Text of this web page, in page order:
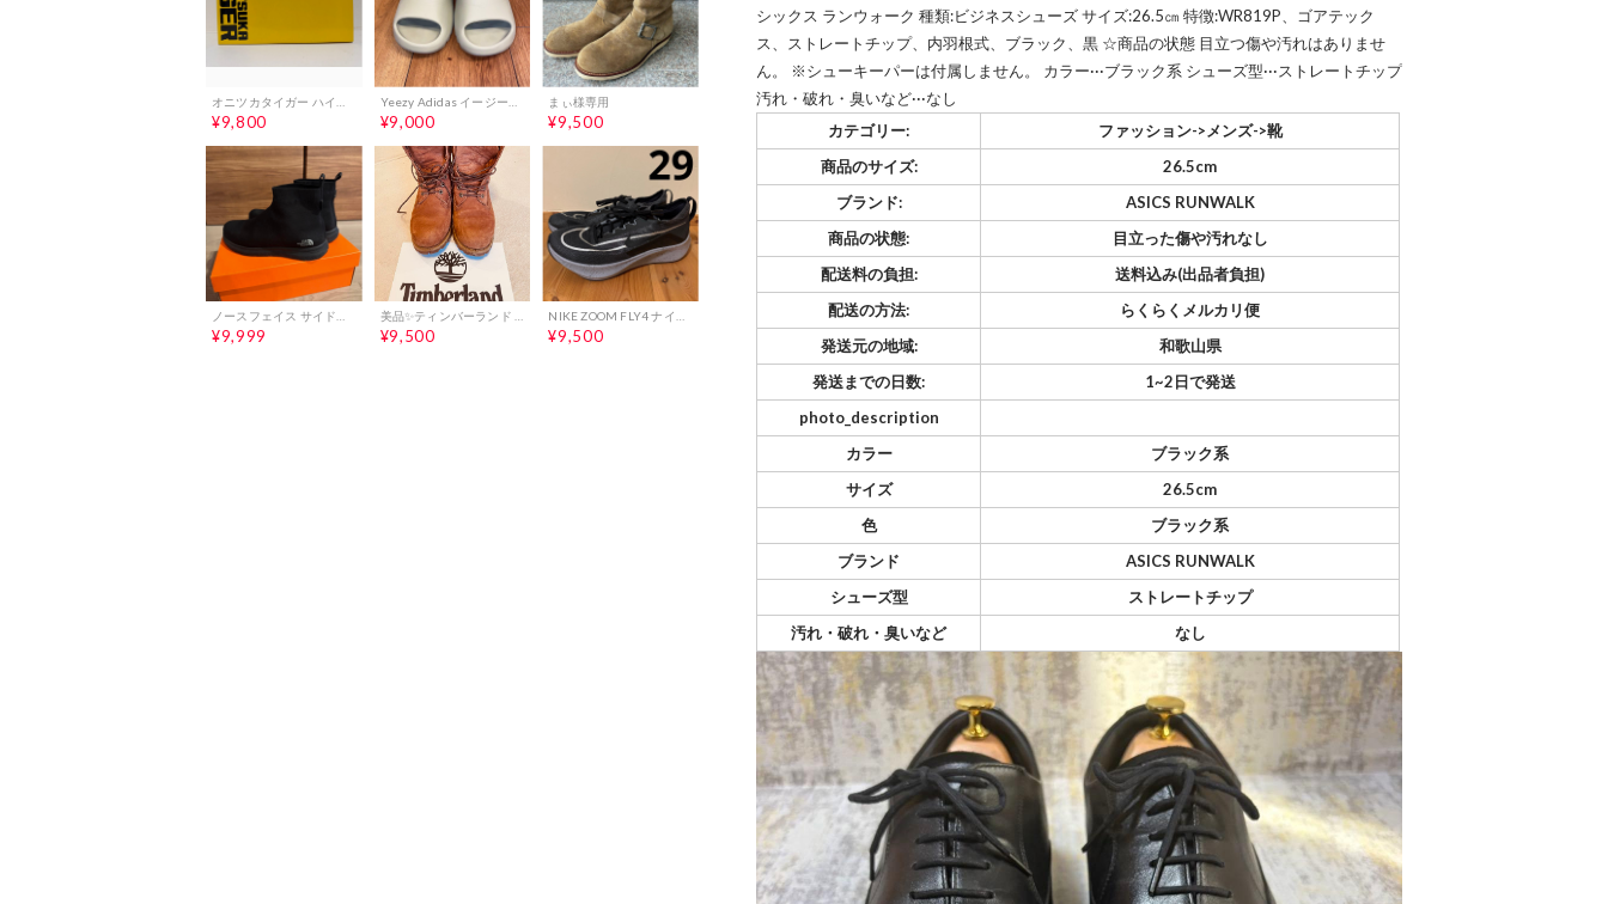
¥9,800 ¥9,000
まぃ様専用
¥9,500
¥9,999 ¥9,500 ¥9,500
シックス ランウォーク 種類:ビジネスシューズ サイズ:26.5㎝ 特徴:WR819P、ゴアテック
ス、ストレートチップ、内羽根式、ブラック、黒 ☆商品の状態 目立つ傷や汚れはありませ
ん。 ※シューキーパーは付属しません。 カラー···ブラック系 シューズ型···ストレートチップ
汚れ・破れ・臭いなど···なし
カテゴリー:
ファッション->メンズ->靴
商品のサイズ:
26.5cm
ブランド:
ASICS RUNWALK
商品の状態:
目立った傷や汚れなし
配送料の負担:
送料込み(出品者負担)
配送の方法:
らくらくメルカリ便
発送元の地域:
和歌山県
発送までの日数:
1~2日で発送
photo_description
カラー
ブラック系
サイズ
26.5cm
色
ブラック系
ブランド
ASICS RUNWALK
シューズ型
ストレートチップ
汚れ・破れ・臭いなど
なし